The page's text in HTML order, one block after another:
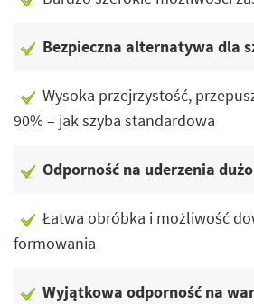
Bezpieczna alternatywa dla
Wysoka przejrzystość,
90% – jak szyba standardowa
Odporność na uderzenia
Łatwa obróbka i możliwość
formowania
Wyjątkowa odporność na